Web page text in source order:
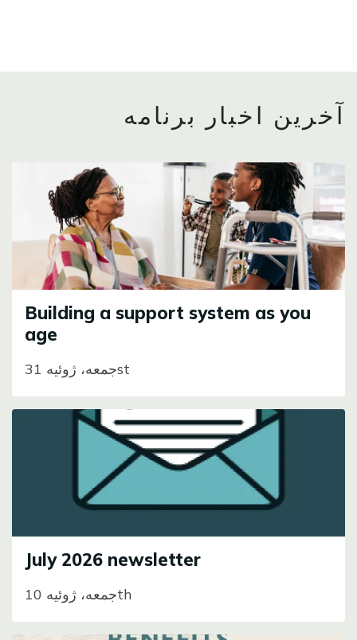
آخرین اخبار برنامه
Building a support system as you
age
جمعه، ژوئیه 31st
July 2026 newsletter
جمعه، ژوئیه 10th